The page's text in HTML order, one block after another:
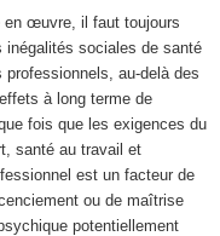
en œuvre, il faut toujours
inégalités sociales de santé
au-delà des
à long terme de
fois que les exigences du
santé au travail et
est un facteur de
ou de maîtrise
potentiellement